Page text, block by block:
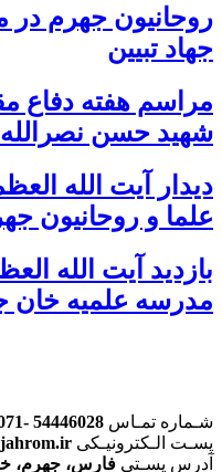
روحانیون جهرم در
جهاد تبیین
مراسم هفته دفاع
شهید حسن
دیدار آیت الله
علما و روحانیون
بازدید آیت الله
مدرسه علمیه خان
شـماره تمـاس 54446028 -071
پسـت الـکترونیـکی
آدرس پسـتی